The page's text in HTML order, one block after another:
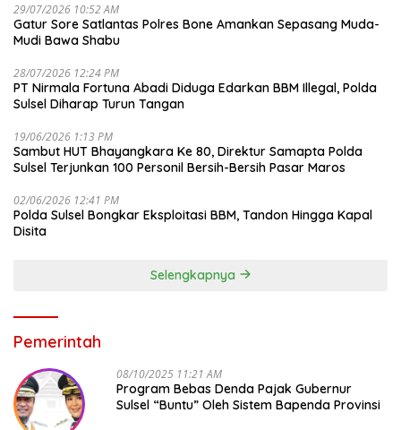
29/07/2026 10:52 AM
Gatur Sore Satlantas Polres Bone Amankan Sepasang Muda-
Mudi Bawa Shabu
28/07/2026 12:24 PM
PT Nirmala Fortuna Abadi Diduga Edarkan BBM Illegal, Polda
Sulsel Diharap Turun Tangan
19/06/2026 1:13 PM
Sambut HUT Bhayangkara Ke 80, Direktur Samapta Polda
Sulsel Terjunkan 100 Personil Bersih-Bersih Pasar Maros
02/06/2026 12:41 PM
Polda Sulsel Bongkar Eksploitasi BBM, Tandon Hingga Kapal
Disita
Selengkapnya
Pemerintah
08/10/2025 11:21 AM
Program Bebas Denda Pajak Gubernur
Sulsel “Buntu” Oleh Sistem Bapenda Provinsi